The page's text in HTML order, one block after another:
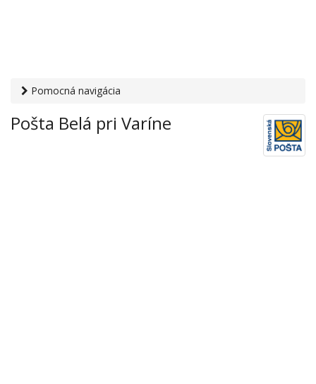
Pomocná navigácia
služby› Pošty› Pošta Belá pri Varíne
Pošta Belá pri Varíne